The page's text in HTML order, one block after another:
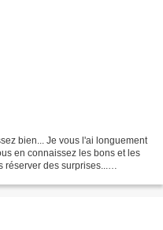
bien... Je vous l'ai longuement
en connaissez les bons et les
des surprises...